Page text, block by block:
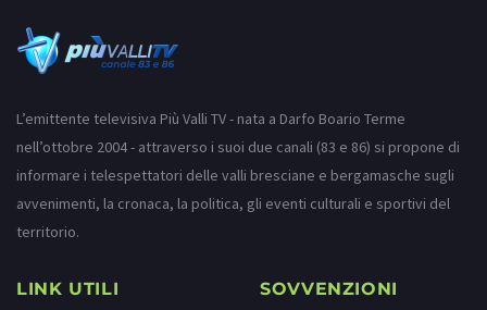
L’emittente televisiva Più Valli TV - nata a Darfo Boario Terme
nell’ottobre 2004 - attraverso i suoi due canali (83 e 86) si propone di
informare i telespettatori delle valli bresciane e bergamasche sugli
avvenimenti, la cronaca, la politica, gli eventi culturali e sportivi del
territorio.
LINK UTILI SOVVENZIONI